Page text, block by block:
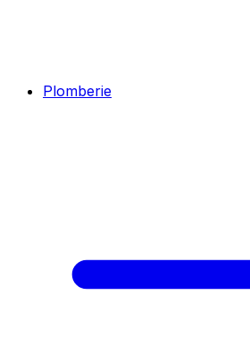
Plomberie